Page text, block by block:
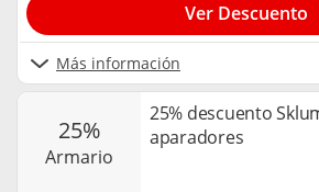
Más información
Ver Descuento
25%
armario
25% descuento
aparadores